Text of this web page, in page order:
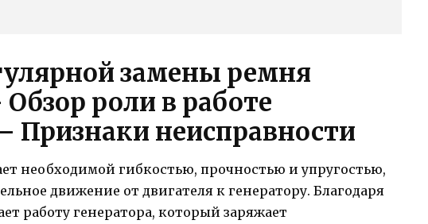
замены ремня
роли в работе
Признаки неисправности
необходимой гибкостью, прочностью и упругостью,
движение от двигателя к генератору. Благодаря
работу генератора, который заряжает